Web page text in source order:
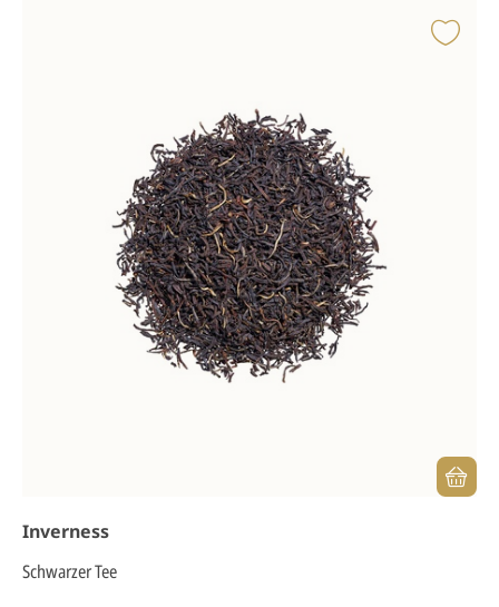
Inverness
Schwarzer Tee